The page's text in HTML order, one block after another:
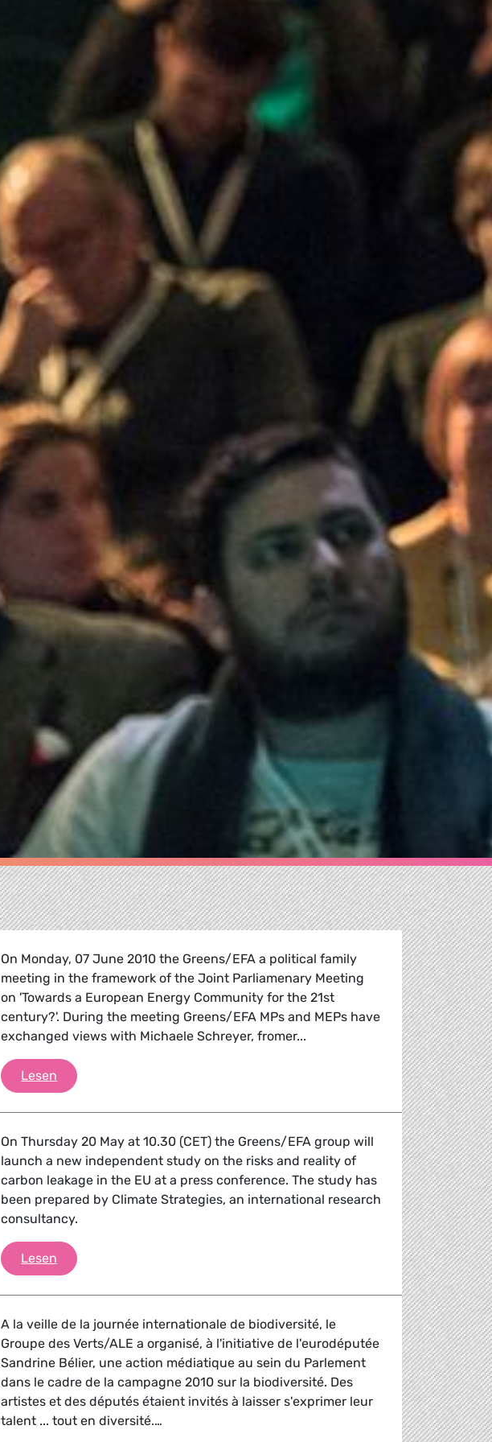
On Monday, 07 June 2010 the Greens/EFA a political family
meeting in the framework of the Joint Parliamenary Meeting
on 'Towards a European Energy Community for the 21st
century?'. During the meeting Greens/EFA MPs and MEPs have
exchanged views with Michaele Schreyer, fromer...
Lesen Towards a European Energy Community for the 21st century?
On Thursday 20 May at 10.30 (CET) the Greens/EFA group will
launch a new independent study on the risks and reality of
carbon leakage in the EU at a press conference. The study has
been prepared by Climate Strategies, an international research
consultancy.
Lesen Livestream press conference on carbon leakage
A la veille de la journée internationale de biodiversité, le
Groupe des Verts/ALE a organisé, à l'initiative de l'eurodéputée
Sandrine Bélier, une action médiatique au sein du Parlement
dans le cadre de la campagne 2010 sur la biodiversité. Des
artistes et des députés étaient invités à laisser s'exprimer leur
talent ... tout en diversité.…